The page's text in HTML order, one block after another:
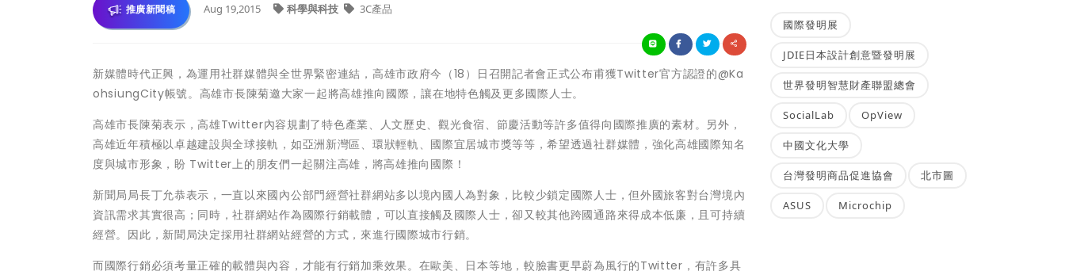
推廣新聞稿 Aug 19,2015 科學與科技 3C產品
新媒體時代正興，為運用社群媒體與全世界緊密連結，高雄市政府今（18）日召開記者會正式公布甫獲Twitter官方認證的@Ka
ohsiungCity帳號。高雄市長陳菊邀大家一起將高雄推向國際，讓在地特色觸及更多國際人士。
高雄市長陳菊表示，高雄Twitter內容規劃了特色產業、人文歷史、觀光食宿、節慶活動等許多值得向國際推廣的素材。另外，
高雄近年積極以卓越建設與全球接軌，如亞洲新灣區、環狀輕軌、國際宜居城市獎等等，希望透過社群媒體，強化高雄國際知名
度與城市形象，盼 Twitter上的朋友們一起關注高雄，將高雄推向國際！
新聞局局長丁允恭表示，一直以來國內公部門經營社群網站多以境內國人為對象，比較少鎖定國際人士，但外國旅客對台灣境內
資訊需求其實很高；同時，社群網站作為國際行銷載體，可以直接觸及國際人士，卻又較其他跨國通路來得成本低廉，且可持續
經營。因此，新聞局決定採用社群網站經營的方式，來進行國際城市行銷。
而國際行銷必須考量正確的載體與內容，才能有行銷加乘效果。在歐美、日本等地，較臉書更早蔚為風行的Twitter，有許多具
國際發明展
JDIE日本設計創意暨發明展
世界發明智慧財產聯盟總會
SocialLab OpView
中國文化大學
台灣發明商品促進協會 北市圖
ASUS Microchip